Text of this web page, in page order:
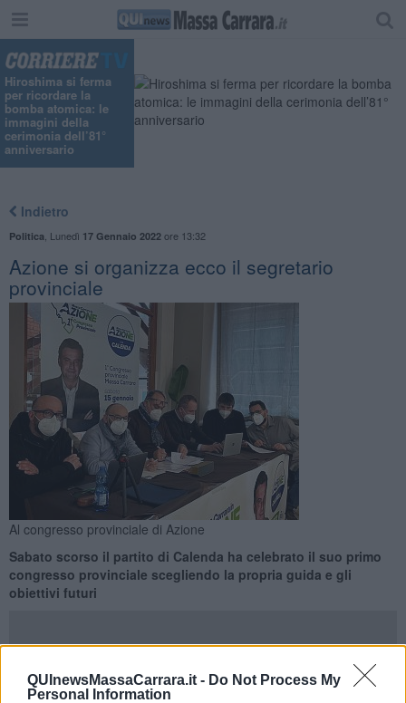
QUInewsMassaCarrara.it - Do Not Process My
Personal Information
Hiroshima si ferma
per ricordare la
bomba atomica: le
immagini della
cerimonia dell’81°
anniversario
Indietro
Politica Lunedì 17 Gennaio 2022ore 13:32
Azione si organizza ecco il segretario
provinciale
Al congresso provinciale di Azione
Sabato scorso il partito di Calenda ha celebrato il suo primo
congresso provinciale scegliendo la propria guida e gli
obiettivi futuri